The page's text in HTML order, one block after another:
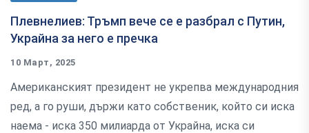
Плевнелиев: Тръмп вече се е разбрал с Путин,
Украйна за него е пречка
10 Март, 2025
Американският президент не укрепва международния
ред, а го руши, държи като собственик, който си иска
наема - иска 350 милиарда от Украйна, иска си